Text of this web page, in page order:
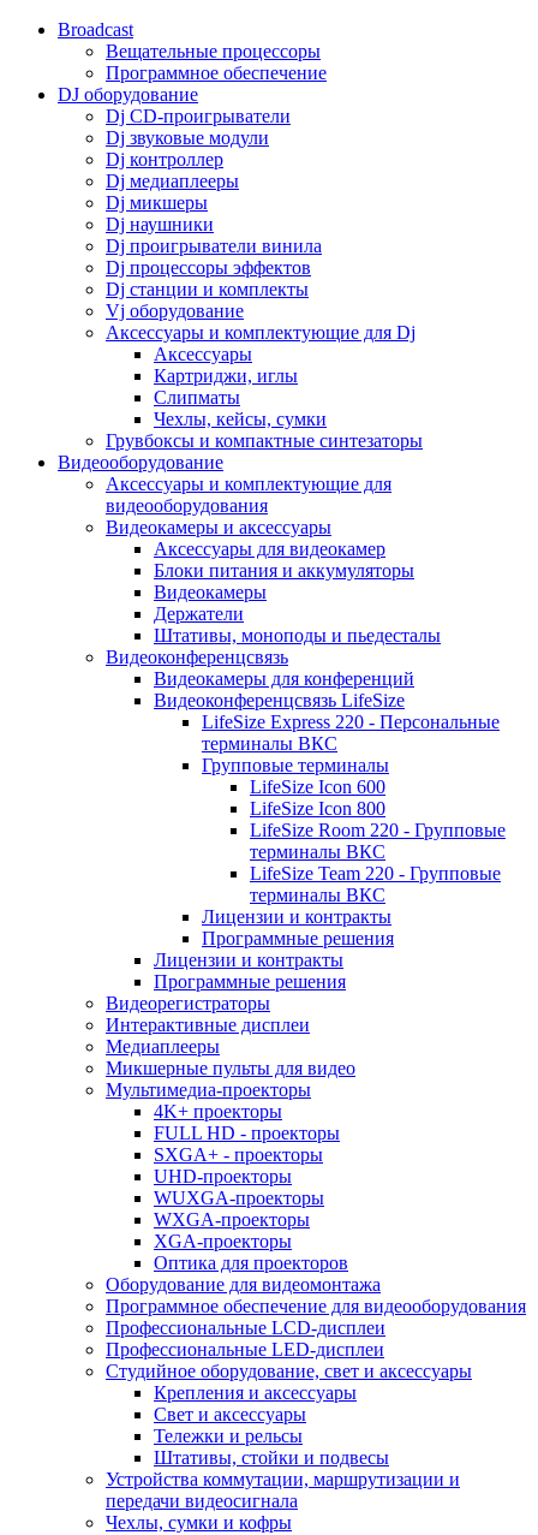
Broadcast
Вещательные процессоры
Программное обеспечение
DJ оборудование
Dj CD-проигрыватели
Dj звуковые модули
Dj контроллер
Dj медиаплееры
Dj микшеры
Dj наушники
Dj проигрыватели винила
Dj процессоры эффектов
Dj станции и комплекты
Vj оборудование
Аксессуары и комплектующие для Dj
Аксессуары
Картриджи, иглы
Слипматы
Чехлы, кейсы, сумки
Грувбоксы и компактные синтезаторы
Видеооборудование
Аксессуары и комплектующие для
видеооборудования
Видеокамеры и аксессуары
Аксессуары для видеокамер
Блоки питания и аккумуляторы
Видеокамеры
Держатели
Штативы, моноподы и пьедесталы
Видеоконференцсвязь
Видеокамеры для конференций
Видеоконференцсвязь LifeSize
LifeSize Express 220 - Персональные
терминалы ВКС
Групповые терминалы
LifeSize Icon 600
LifeSize Icon 800
LifeSize Room 220 - Групповые
терминалы ВКС
LifeSize Team 220 - Групповые
терминалы ВКС
Лицензии и контракты
Программные решения
Лицензии и контракты
Программные решения
Видеорегистраторы
Интерактивные дисплеи
Медиаплееры
Микшерные пульты для видео
Мультимедиа-проекторы
4K+ проекторы
FULL HD - проекторы
SXGA+ - проекторы
UHD-проекторы
WUXGA-проекторы
WXGA-проекторы
XGA-проекторы
Оптика для проекторов
Оборудование для видеомонтажа
Программное обеспечение для видеооборудования
Профессиональные LCD-дисплеи
Профессиональные LED-дисплеи
Студийное оборудование, свет и аксессуары
Крепления и аксессуары
Свет и аксессуары
Тележки и рельсы
Штативы, стойки и подвесы
Устройства коммутации, маршрутизации и
передачи видеосигнала
Чехлы, сумки и кофры